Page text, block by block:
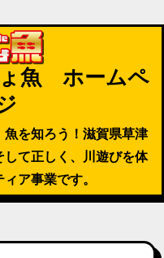
魚 ホームペ
を知ろう！滋賀県草津
て正しく、川遊びを体
ア事業です。